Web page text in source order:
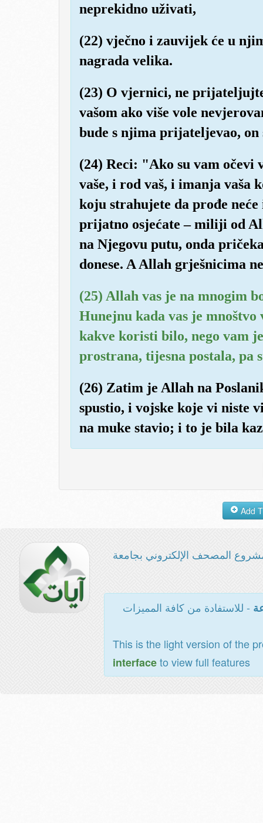
neprekidno uživati,
(22) vječno i zauvijek će u
nagrada velika.
(23) O vjernici, ne
vašom ako više vole
bude s njima prijateljevao, on
(24) Reci: "Ako su vam očevi
vaše, i rod vaš, i imanja vaša
koju strahujete da prođe
prijatno osjećate – miliji od
na Njegovu putu, onda
donese. A Allah grješnicima
(25) Allah vas je na mnogim
Hunejnu kada vas je
kakve koristi bilo, nego vam
prostrana, tijesna postala, pa
(26) Zatim je Allah na
spustio, i vojske koje vi niste
na muke stavio; i to je bila
المصحف الإلكتروني بجامعة
- للاستفادة من كافة المميزات
This is the light version of the
interfaceto view full features